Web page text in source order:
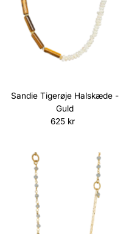
Sandie Tigerøje Halskæde -
Guld
Normalpris
625 kr